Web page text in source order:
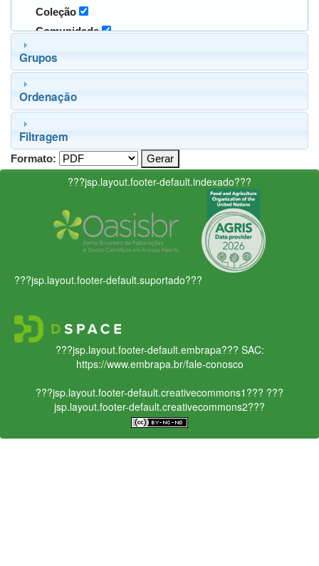
Coleção
Comunidade
Grupos
Ordenação
Filtragem
Formato:
???jsp.layout.footer-default.indexado???
???jsp.layout.footer-default.suportado???
???jsp.layout.footer-default.embrapa??? SAC:
https://www.embrapa.br/fale-conosco
???jsp.layout.footer-default.creativecommons1??? ???
jsp.layout.footer-default.creativecommons2???